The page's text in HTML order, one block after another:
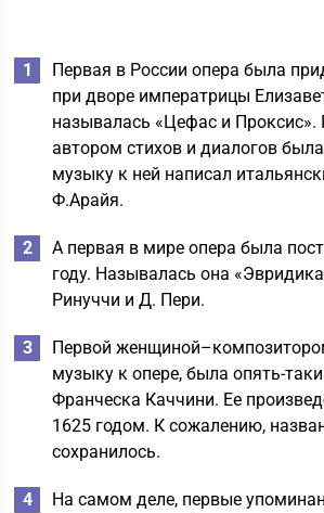
Первая в России опера была
при дворе императрицы
называлась «Цефас и Проксис».
автором стихов и диалогов
музыку к ней написал
Ф.Арайя.
А первая в мире опера была
году. Называлась она
Ринуччи и Д. Пери.
Первой
музыку к опере, была опять-
Франческа Каччини. Ее
1625 годом. К сожалению,
сохранилось.
На самом деле, первые